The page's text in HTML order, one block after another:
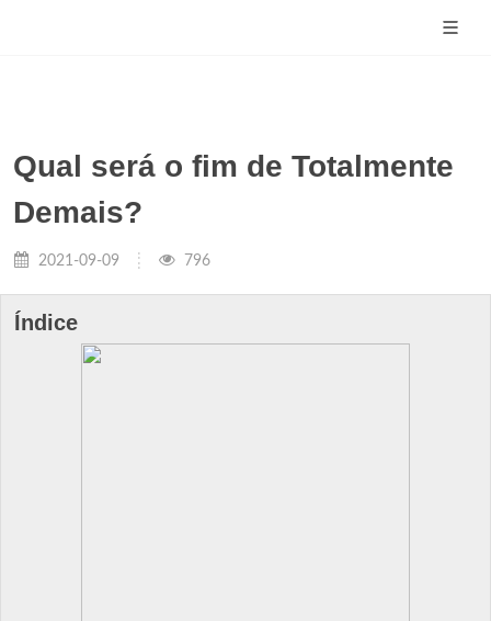
Qual será o fim de Totalmente
Demais?
2021-09-09 796
Índice